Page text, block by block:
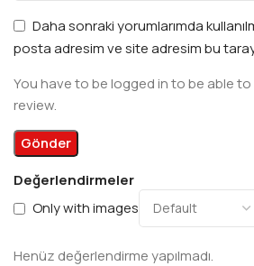
Değerlendirmeler
Only with images
Henüz değerlendirme yapılmadı.
Daha sonraki yorumlarımda
posta adresim ve site adresim bu
You have to be logged in to be able
review.